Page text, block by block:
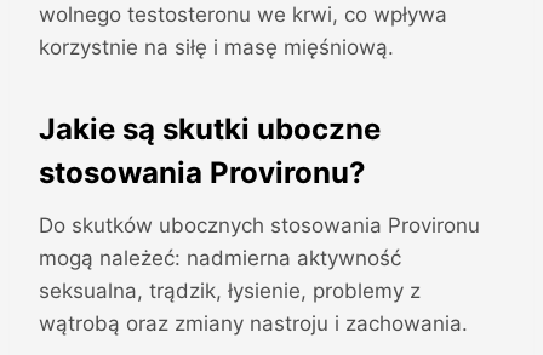
wolnego testosteronu we krwi, co wpływa
korzystnie na siłę i masę mięśniową.
Jakie są skutki uboczne
stosowania Provironu?
Do skutków ubocznych stosowania Provironu
mogą należeć: nadmierna aktywność
seksualna, trądzik, łysienie, problemy z
wątrobą oraz zmiany nastroju i zachowania.